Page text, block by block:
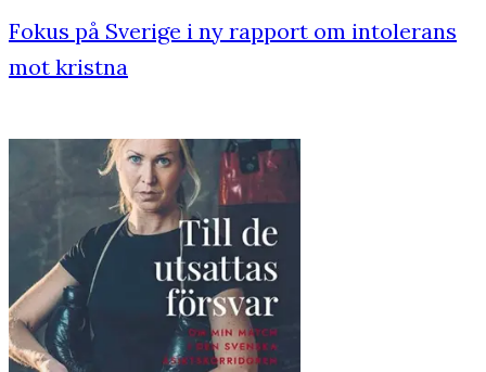
Fokus på Sverige i ny rapport om intolerans
mot kristna